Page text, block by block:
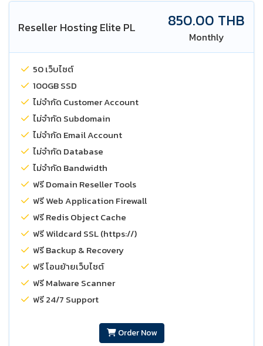
Reseller Hosting Elite PL 850.00 THB
Monthly
50 เว็บไซต์
100GB SSD
ไม่จำกัด Customer Account
ไม่จำกัด Subdomain
ไม่จำกัด Email Account
ไม่จำกัด Database
ไม่จำกัด Bandwidth
ฟรี Domain Reseller Tools
ฟรี Web Application Firewall
ฟรี Redis Object Cache
ฟรี Wildcard SSL (https://)
ฟรี Backup & Recovery
ฟรี โอนย้ายเว็บไซต์
ฟรี Malware Scanner
ฟรี 24/7 Support
Order Now